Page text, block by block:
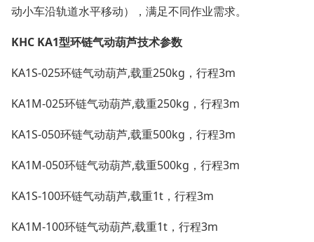
动小车沿轨道水平移动），满足不同作业需求。
KHC KA1型环链气动葫芦技术参数
KA1S-025环链气动葫芦,载重250kg，行程3m
KA1M-025环链气动葫芦,载重250kg，行程3m
KA1S-050环链气动葫芦,载重500kg，行程3m
KA1M-050环链气动葫芦,载重500kg，行程3m
KA1S-100环链气动葫芦,载重1t，行程3m
KA1M-100环链气动葫芦,载重1t，行程3m